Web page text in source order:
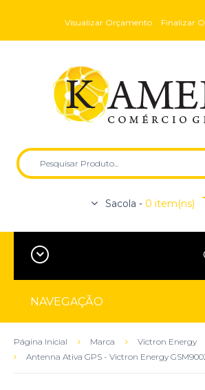
Visualizar Orçamento Finalizar
Sacola - 0 item(ns)
NAVEGAÇÃO
Página Inicial Marca
Victron Energy
Antenna Ativa GPS - Victron Energy